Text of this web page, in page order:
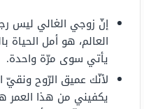
إنّ زوجي الغالي ليس
العالم، هو أمل الحياة
يأتي سوى مرّة واحدة.
لأنّك عميق الرّوح ونقيّ
يكفيني من هذا